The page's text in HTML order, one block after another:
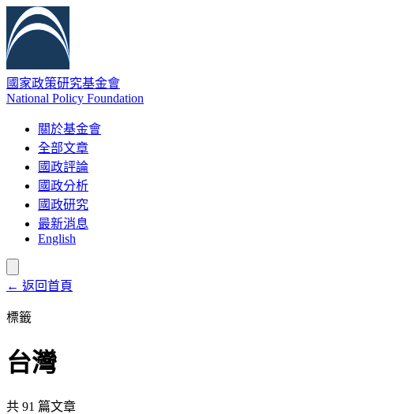
國家政策研究基金會
National Policy Foundation
關於基金會
全部文章
國政評論
國政分析
國政研究
最新消息
English
← 返回首頁
標籤
台灣
共 91 篇文章